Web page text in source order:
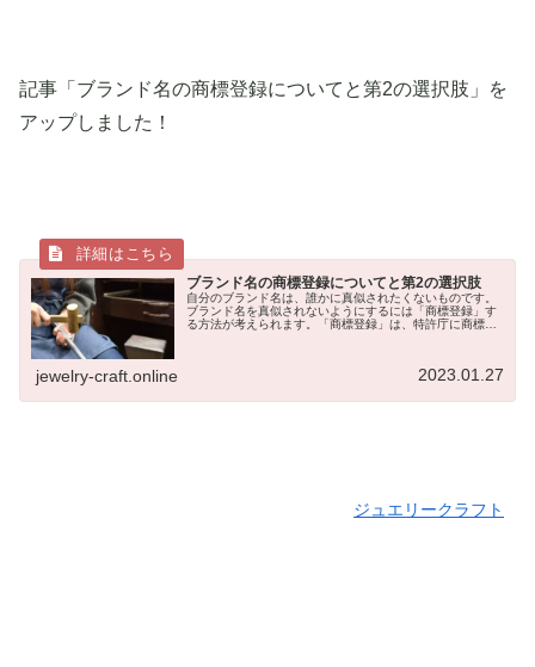
記事「ブランド名の商標登録についてと第2の選択肢」を
アップしました！
ブランド名の商標登録についてと第2の選択肢
自分のブランド名は、誰かに真似されたくないものです。
ブランド名を真似されないようにするには「商標登録」す
る方法が考えられます。「商標登録」は、特許庁に商標を
jewelry-craft.online 2023.01.27
ジュエリークラフト